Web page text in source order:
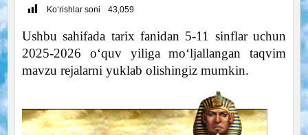
Ko‘rishlar soni 43,059
Ushbu sahifada tarix fanidan 5-11 sinflar uchun
2025-2026 o‘quv yiliga mo‘ljallangan taqvim
mavzu rejalarni yuklab olishingiz mumkin.